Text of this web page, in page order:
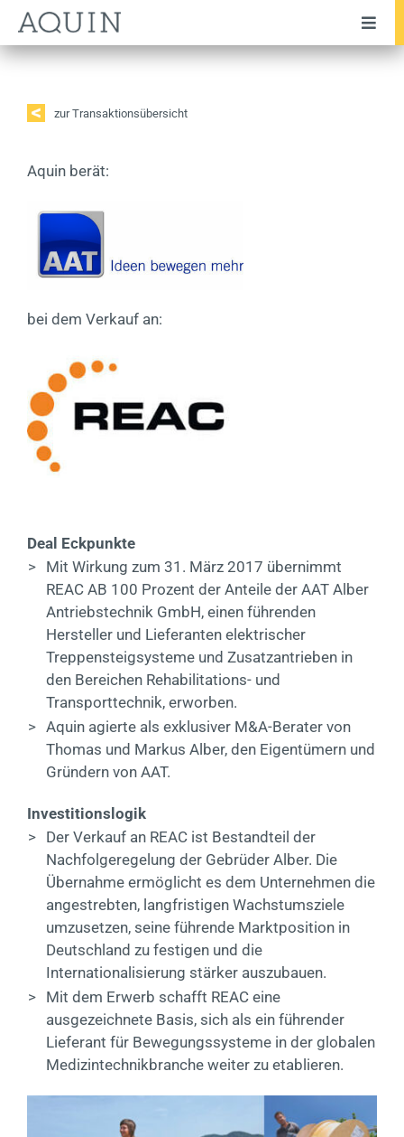
Zum
Inhalt
springen
Unternehmen
Team
Transaktionen
Testimonials
Publikationen
Karriere
Kontakt
zur Transaktionsübersicht
Aquin berät:
bei dem Verkauf an:
Deal Eckpunkte
>
Mit Wirkung zum 31. März 2017 übernimmt
REAC AB 100 Prozent der Anteile der AAT Alber
Antriebstechnik GmbH, einen führenden
Hersteller und Lieferanten elektrischer
Treppensteigsysteme und Zusatzantrieben in
den Bereichen Rehabilitations- und
Transporttechnik, erworben.
> Aquin agierte als exklusiver M&A-Berater von
Thomas und Markus Alber, den Eigentümern und
Gründern von AAT.
Investitionslogik
>
Der Verkauf an REAC ist Bestandteil der
Nachfolgeregelung der Gebrüder Alber. Die
Übernahme ermöglicht es dem Unternehmen die
angestrebten, langfristigen Wachstumsziele
umzusetzen, seine führende Marktposition in
Deutschland zu festigen und die
Internationalisierung stärker auszubauen.
>
Mit dem Erwerb schafft REAC eine
ausgezeichnete Basis, sich als ein führender
Lieferant für Bewegungssysteme in der globalen
Medizintechnikbranche weiter zu etablieren.